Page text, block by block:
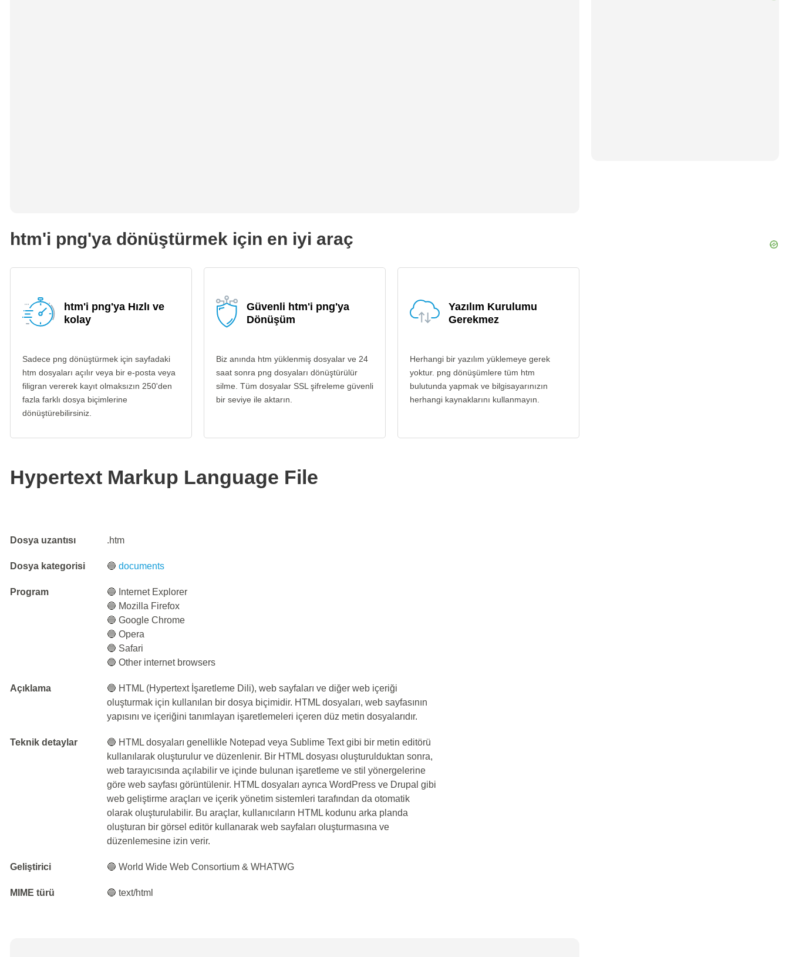
htm'i png'ya dönüştürmek için en iyi araç
htm'i png'ya Hızlı ve
kolay
Sadece png dönüştürmek için sayfadaki
htm dosyaları açılır veya bir e-posta veya
filigran vererek kayıt olmaksızın 250'den
fazla farklı dosya biçimlerine
dönüştürebilirsiniz.
Güvenli htm'i png'ya
Dönüşüm
Biz anında htm yüklenmiş dosyalar ve 24
saat sonra png dosyaları dönüştürülür
silme. Tüm dosyalar SSL şifreleme güvenli
bir seviye ile aktarın.
Yazılım Kurulumu
Gerekmez
Herhangi bir yazılım yüklemeye gerek
yoktur. png dönüşümlere tüm htm
bulutunda yapmak ve bilgisayarınızın
herhangi kaynaklarını kullanmayın.
Hypertext Markup Language File
Dosya uzantısı .htm
Dosya kategorisi 🔵documents
Program
🔵 Internet Explorer
🔵 Mozilla Firefox
🔵 Google Chrome
🔵 Opera
🔵 Safari
🔵 Other internet browsers
Açıklama
🔵 HTML (Hypertext İşaretleme Dili), web sayfaları ve diğer web içeriği
oluşturmak için kullanılan bir dosya biçimidir. HTML dosyaları, web sayfasının
yapısını ve içeriğini tanımlayan işaretlemeleri içeren düz metin dosyalarıdır.
Teknik detaylar
🔵 HTML dosyaları genellikle Notepad veya Sublime Text gibi bir metin editörü
kullanılarak oluşturulur ve düzenlenir. Bir HTML dosyası oluşturulduktan sonra,
web tarayıcısında açılabilir ve içinde bulunan işaretleme ve stil yönergelerine
göre web sayfası görüntülenir. HTML dosyaları ayrıca WordPress ve Drupal gibi
web geliştirme araçları ve içerik yönetim sistemleri tarafından da otomatik
olarak oluşturulabilir. Bu araçlar, kullanıcıların HTML kodunu arka planda
oluşturan bir görsel editör kullanarak web sayfaları oluşturmasına ve
düzenlemesine izin verir.
Geliştirici 🔵 World Wide Web Consortium & WHATWG
MIME türü 🔵 text/html